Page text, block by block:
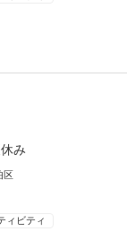
み
区
ィビティ